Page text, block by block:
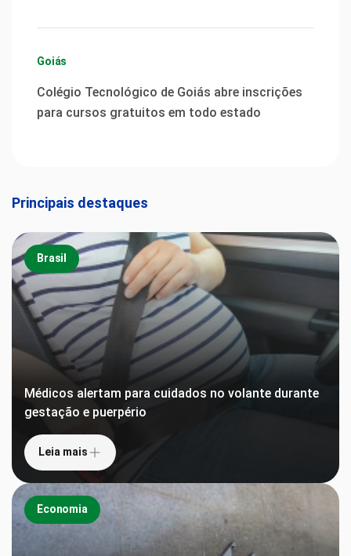
Goiás
Colégio Tecnológico de Goiás abre inscrições
para cursos gratuitos em todo estado
Principais destaques
Brasil
Médicos alertam para cuidados no volante durante
gestação e puerpério
Leia mais
Economia